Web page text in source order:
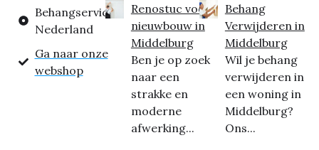
Behangservice
Nederland
Ga naar onze
webshop
Renostuc voor
nieuwbouw in
Middelburg
Ben je op zoek
naar een
strakke en
moderne
afwerking...
Behang
Verwijderen in
Middelburg
Wil je behang
verwijderen in
een woning in
Middelburg?
Ons...